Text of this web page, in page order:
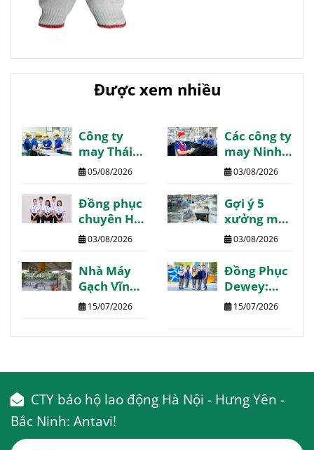
Được xem nhiều
Công ty
may Thái
Bình danh
review
chất lượng
05/08/2026
Các công ty
may Ninh
Bình giá tốt
review
03/08/2026
Đồng phục
chuyên Hạ
Long may
theo yêu
cầu
03/08/2026
Gợi ý 5
xưởng may
Phú Thọ
giá tốt giao
nhanh
03/08/2026
Nhà Máy
Gạch Vĩnh
Phúc:
chi tiết
15/07/2026
Đồng Phục
Dewey:
Trường
The Dewey
15/07/2026
CTY bảo hộ lao động Hà Nội - Hưng Yên -
Bắc Ninh: Antavi!